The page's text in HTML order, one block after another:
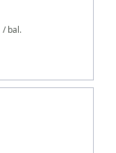
/ bal.